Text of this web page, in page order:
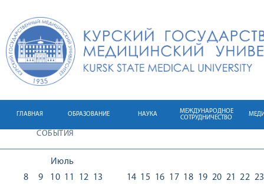
ГЛАВНАЯ ОБРАЗОВАНИЕ НАУКА
МЕЖДУНАРОДНОЕ
СОТРУДНИЧЕСТВО
СОБЫТИЯ
Июль
8
9
10 11
12 13
14 15
16 17 18 19 20 21
22 23